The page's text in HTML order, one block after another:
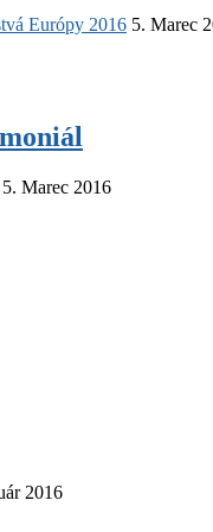
Európy 2016 5. Marec
5. Marec 2016
2016